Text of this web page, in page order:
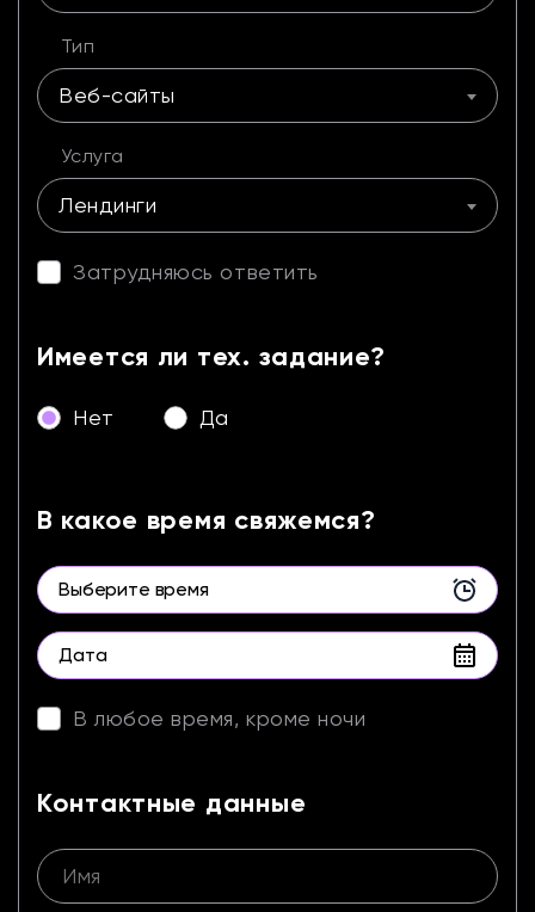
Тип
Веб-сайты
Услуга
Лендинги
Затрудняюсь ответить
Имеется ли тех. задание?
Нет Да
В какое время свяжемся?
В любое время, кроме ночи
Контактные данные